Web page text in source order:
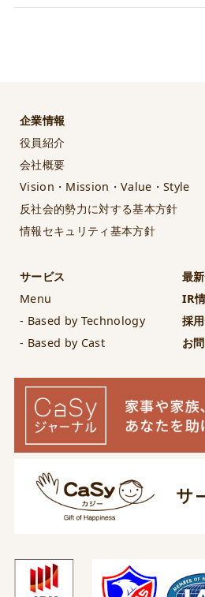
企業情報
役員紹介
会社概要
Vision・Mission・Value・Style
反社会的勢力に対する基本方針
情報セキュリティ基本方針
サービス
Menu
- Based by Technology
- Based by Cast
最
IR
採
お